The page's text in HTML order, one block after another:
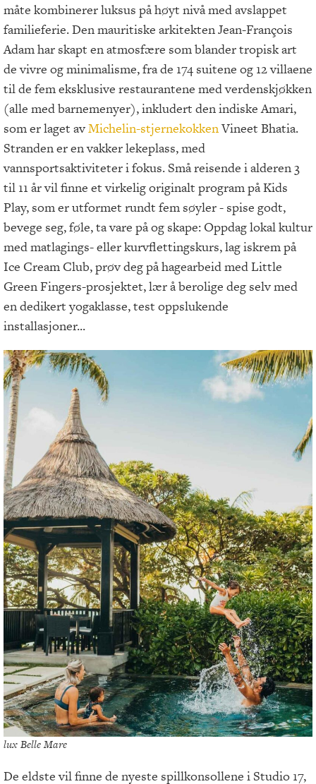
måte kombinerer luksus på høyt nivå med avslappet
familieferie. Den mauritiske arkitekten Jean-François
Adam har skapt en atmosfære som blander tropisk art
de vivre og minimalisme, fra de 174 suitene og 12 villaene
til de fem eksklusive restaurantene med verdenskjøkken
(alle med barnemenyer), inkludert den indiske Amari,
som er laget avMichelin-stjernekokkenVineet Bhatia.
Stranden er en vakker lekeplass, med
vannsportsaktiviteter i fokus. Små reisende i alderen 3
til 11 år vil finne et virkelig originalt program på Kids
Play, som er utformet rundt fem søyler - spise godt,
bevege seg, føle, ta vare på og skape: Oppdag lokal kultur
med matlagings- eller kurvflettingskurs, lag iskrem på
Ice Cream Club, prøv deg på hagearbeid med Little
Green Fingers-prosjektet, lær å berolige deg selv med
en dedikert yogaklasse, test oppslukende
installasjoner...
lux Belle Mare
De eldste vil finne de nyeste spillkonsollene i Studio 17,